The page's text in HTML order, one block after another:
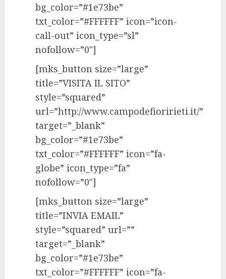
bg_color=”#1e73be”
txt_color=”#FFFFFF” icon=”icon-
call-out” icon_type=”sl”
nofollow=”0″]
[mks_button size=”large”
title=”VISITA IL SITO”
style=”squared”
url=”http://www.campodefioririeti.it/”
target=”_blank”
bg_color=”#1e73be”
txt_color=”#FFFFFF” icon=”fa-
globe” icon_type=”fa”
nofollow=”0″]
[mks_button size=”large”
title=”INVIA EMAIL”
style=”squared” url=””
target=”_blank”
bg_color=”#1e73be”
txt_color=”#FFFFFF” icon=”fa-